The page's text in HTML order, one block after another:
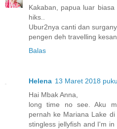
Kakaban, papua luar
hiks..
Ubur2nya canti dan
pengen deh travelling
Balas
Helena 13 Maret 2018
Hai Mbak Anna,
long time no see. Aku
pernah ke Mariana Lake
stingless jellyfish and I'm